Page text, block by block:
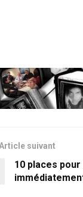
suivant
10 places